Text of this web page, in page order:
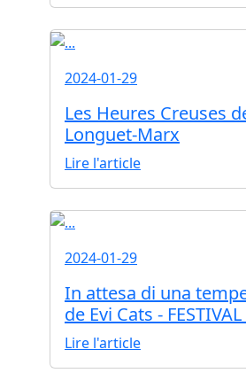
2024-01-29
Les Heures Creuses
Longuet-Marx
Lire l'article
2024-01-29
In attesa di una
de Evi Cats -
Lire l'article